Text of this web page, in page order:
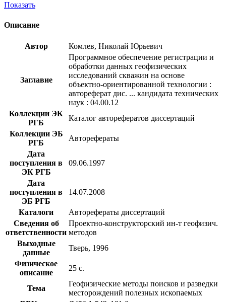
Показать
Описание
Автор Комлев, Николай Юрьевич
Заглавие
Программное обеспечение регистрации и
обработки данных геофизических
исследований скважин на основе
объектно-ориентированной технологии :
автореферат дис. ... кандидата технических
наук : 04.00.12
Коллекции ЭК
РГБ
Каталог авторефератов диссертаций
Коллекции ЭБ
РГБ
Авторефераты
Дата
поступления в
ЭК РГБ
09.06.1997
Дата
поступления в
ЭБ РГБ
14.07.2008
Каталоги
Авторефераты диссертаций
Сведения об
ответственности
Проектно-конструкторский ин-т геофизич.
методов
Выходные
данные
Тверь, 1996
Физическое
описание
25 с.
Тема
Геофизические методы поисков и разведки
месторождений полезных ископаемых